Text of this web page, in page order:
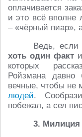
оплачивается
и это всё вполне
– «чёрный пиар»,
Ведь,
хоть один факт
которых
Ройзмана
вечные, чтобы не
людей.
побежал, а сел
3. Милиция